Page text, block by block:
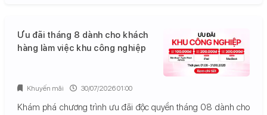
Ưu đãi tháng 8 dành cho khách
hàng làm việc khu công nghiệp
Khám phá chương trình ưu đãi độc quyền tháng 08 dành cho
Khuyến mãi 30/07/2026 01:00